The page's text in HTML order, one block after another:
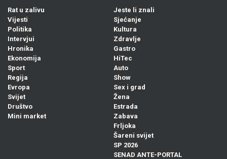
Rat u zalivu
Vijesti
Politika
Intervjui
Hronika
Ekonomija
Sport
Regija
Evropa
Svijet
Društvo
Mini market
Jeste li znali
Sjećanje
Kultura
Zdravlje
Gastro
HiTec
Auto
Show
Sex i grad
Žena
Estrada
Zabava
Frljoka
Šareni svijet
SP 2026
SENAD ANTE-PORTAL